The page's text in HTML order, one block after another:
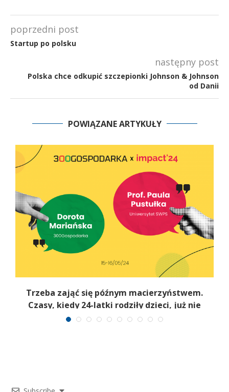
poprzedni post
Startup po polsku
następny post
Polska chce odkupić szczepionki Johnson & Johnson
od Danii
POWIĄZANE ARTYKUŁY
Trzeba zająć się późnym macierzyństwem.
Czasy, kiedy 24-latki rodziły dzieci, już nie
wrócą [WIDEO]